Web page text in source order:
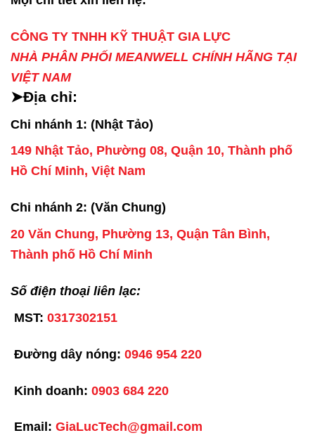
CÔNG TY TNHH KỸ THUẬT GIA LỰC
NHÀ PHÂN PHỐI MEANWELL CHÍNH HÃNG TẠI
VIỆT NAM
➤Địa chỉ:
Chi nhánh 1: (Nhật Tảo)
149 Nhật Tảo, Phường 08, Quận 10, Thành phố
Hồ Chí Minh, Việt Nam
Chi nhánh 2: (Văn Chung)
20 Văn Chung, Phường 13, Quận Tân Bình,
Thành phố Hồ Chí Minh
Số điện thoại liên lạc:
MST: 0317302151
Đường dây nóng: 0946 954 220
Kinh doanh: 0903 684 220
Email: GiaLucTech@gmail.com